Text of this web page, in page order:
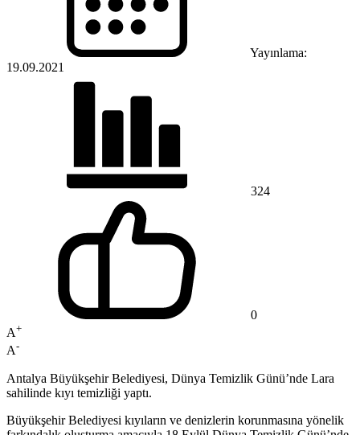
Yayınlama:
19.09.2021
324
0
A+
A-
Antalya Büyükşehir Belediyesi, Dünya Temizlik Günü’nde Lara
sahilinde kıyı temizliği yaptı.
Büyükşehir Belediyesi kıyıların ve denizlerin korunmasına yönelik